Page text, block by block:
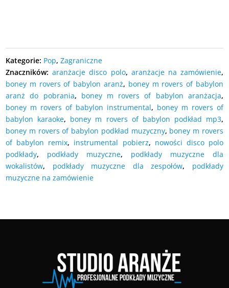
Kategorie: Pop,Zagraniczne
Znaczników:aranżacje disco polo, aranżacje na zamówienie,
boney m rovers of babylon aranż, boney m rovers of babylon
aranż do pobrania, boney m rovers of babylon aranżacja,
boney m rovers of babylon instrumental, boney m rovers of
babylon karaoke, boney m rovers of babylon podkład mp3,
boney m rovers of babylon podkład muzyczny, boney m rovers
of babylon remix, instrumental pobierz, nowości disco polo
podkłady, podkłady muzyczne, podkłady muzyczne dla
wokalistów, podkłady muzyczne dla zespołów, podkłady
muzyczne na zamówienie